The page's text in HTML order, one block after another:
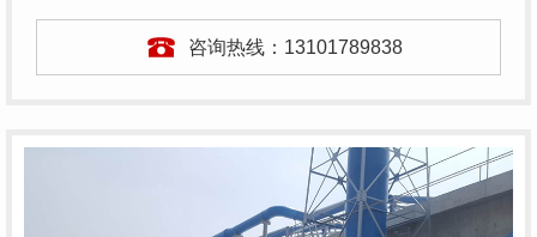
咨询热线： 13101789838